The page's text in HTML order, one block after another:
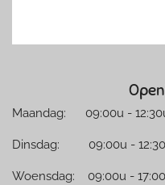
Maandag: 09:00u -
Dinsdag: 09:00u -
Woensdag: 09:00u -